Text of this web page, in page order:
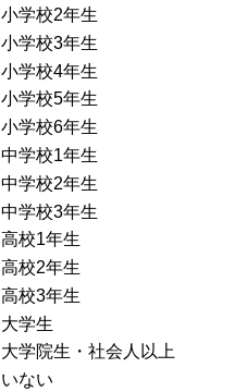
小学校2年生
小学校3年生
小学校4年生
小学校5年生
小学校6年生
中学校1年生
中学校2年生
中学校3年生
高校1年生
高校2年生
高校3年生
大学生
大学院生・社会人以上
いない